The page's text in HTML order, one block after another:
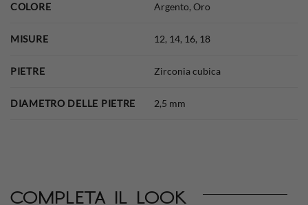
COLORE Argento, Oro
MISURE 12, 14, 16, 18
PIETRE Zirconia cubica
DIAMETRO DELLE PIETRE 2,5 mm
completa il look